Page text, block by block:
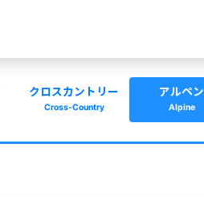
クロスカントリー
Cross-Country
アルペン
Alpine